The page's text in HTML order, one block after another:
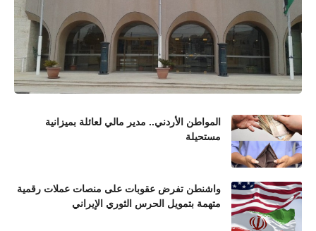
المواطن الأردني.. مدير مالي لعائلة بميزانية
مستحيلة
واشنطن تفرض عقوبات على منصات عملات رقمية
متهمة بتمويل الحرس الثوري الإيراني